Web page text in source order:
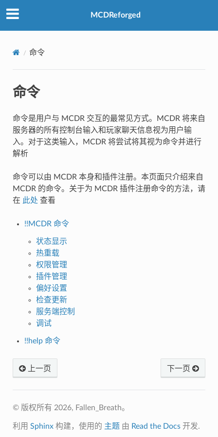
MCDReforged
命令
命令
命令是用户与 MCDR 交互的最常见方式。MCDR 将来自
服务器的所有控制台输入和玩家聊天信息视为用户输
入。对于这类输入，MCDR 将尝试将其视为命令并进行
解析
命令可以由 MCDR 本身和插件注册。本页面只介绍来自
MCDR 的命令。关于为 MCDR 插件注册命令的方法，请
在 此处 查看
!!MCDR 命令
状态显示
热重载
权限管理
插件管理
偏好设置
检查更新
服务端控制
调试
!!help 命令
上一页 下一页
© 版权所有 2026, Fallen_Breath。
利用 Sphinx构建，使用的 主题 由 Read the Docs开发.